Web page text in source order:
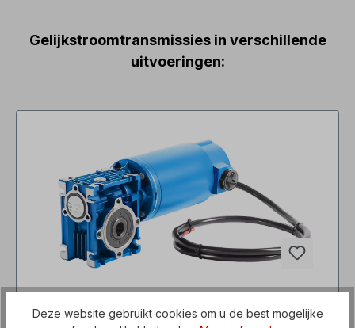
Gelijkstroomtransmissies in verschillende
uitvoeringen:
IP40 Wormwielmotor
Deze website gebruikt cookies om u de best mogelijke